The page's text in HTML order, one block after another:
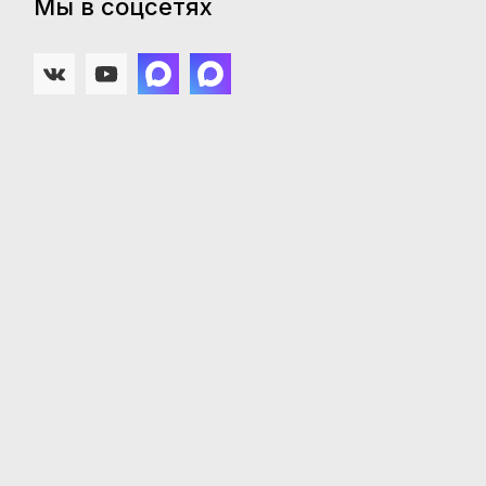
Мы в соцсетях